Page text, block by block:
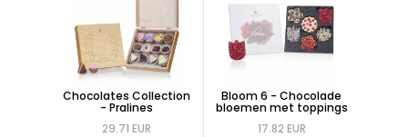
Chocolates Collection
- Pralines
29.71 EUR
Bloom 6 - Chocolade
bloemen met toppings
17.82 EUR